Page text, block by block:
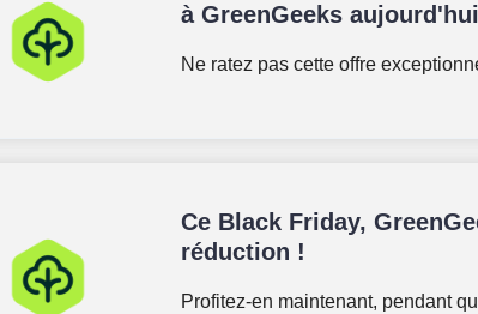
à GreenGeeks
Ne ratez pas cette offre
Ce Black Friday,
réduction !
Profitez-en maintenant, pendant